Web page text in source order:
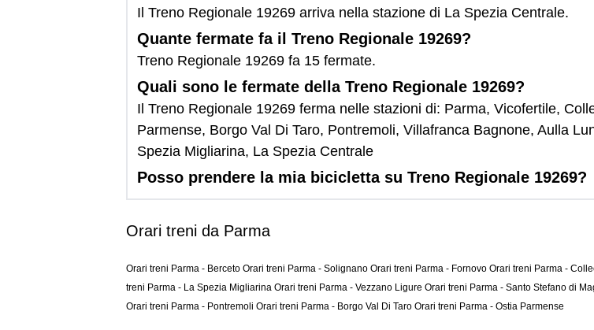
Il Treno Regionale 19269 arriva nella stazione di La Spezia Centrale.
Quante fermate fa il Treno Regionale 19269?
Treno Regionale 19269 fa 15 fermate.
Quali sono le fermate della Treno Regionale 19269?
Il Treno Regionale 19269 ferma nelle stazioni di: Parma, Vicofertile,
Parmense, Borgo Val Di Taro, Pontremoli, Villafranca Bagnone, Aulla
Spezia Migliarina, La Spezia Centrale
Posso prendere la mia bicicletta su Treno Regionale 19269?
Orari treni da Parma
Orari treni Parma - Berceto Orari treni Parma - Solignano Orari treni Parma - Fornovo Orari treni Parma -
treni Parma - La Spezia Migliarina Orari treni Parma - Vezzano Ligure Orari treni Parma - Santo Stefano di
Orari treni Parma - Pontremoli Orari treni Parma - Borgo Val Di Taro Orari treni Parma - Ostia Parmense